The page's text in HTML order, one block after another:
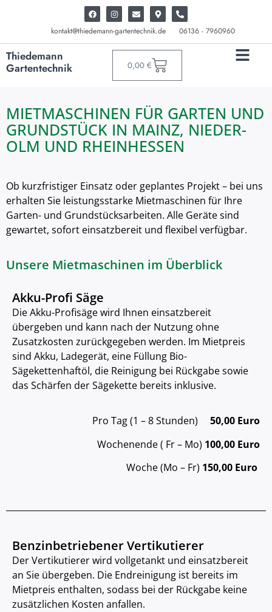
kontakt@thiedemann-gartentechnik.de 06136 - 7960960
Thiedemann
Gartentechnik
0,00 €
MIETMASCHINEN FÜR GARTEN UND
GRUNDSTÜCK IN MAINZ, NIEDER-
OLM UND RHEINHESSEN
Ob kurzfristiger Einsatz oder geplantes Projekt – bei uns
erhalten Sie leistungsstarke Mietmaschinen für Ihre
Garten- und Grundstücksarbeiten. Alle Geräte sind
gewartet, sofort einsatzbereit und flexibel verfügbar.
Unsere Mietmaschinen im Überblick
Akku-Profi Säge
Die Akku-Profisäge wird Ihnen einsatzbereit
übergeben und kann nach der Nutzung ohne
Zusatzkosten zurückgegeben werden. Im Mietpreis
sind Akku, Ladegerät, eine Füllung Bio-
Sägekettenhaftöl, die Reinigung bei Rückgabe sowie
das Schärfen der Sägekette bereits inklusive.
Pro Tag (1 – 8 Stunden) 50,00 Euro
Wochenende ( Fr – Mo) 100,00 Euro
Woche (Mo – Fr) 150,00 Euro
Benzinbetriebener Vertikutierer
Der Vertikutierer wird vollgetankt und einsatzbereit
an Sie übergeben. Die Endreinigung ist bereits im
Mietpreis enthalten, sodass bei der Rückgabe keine
zusätzlichen Kosten anfallen.